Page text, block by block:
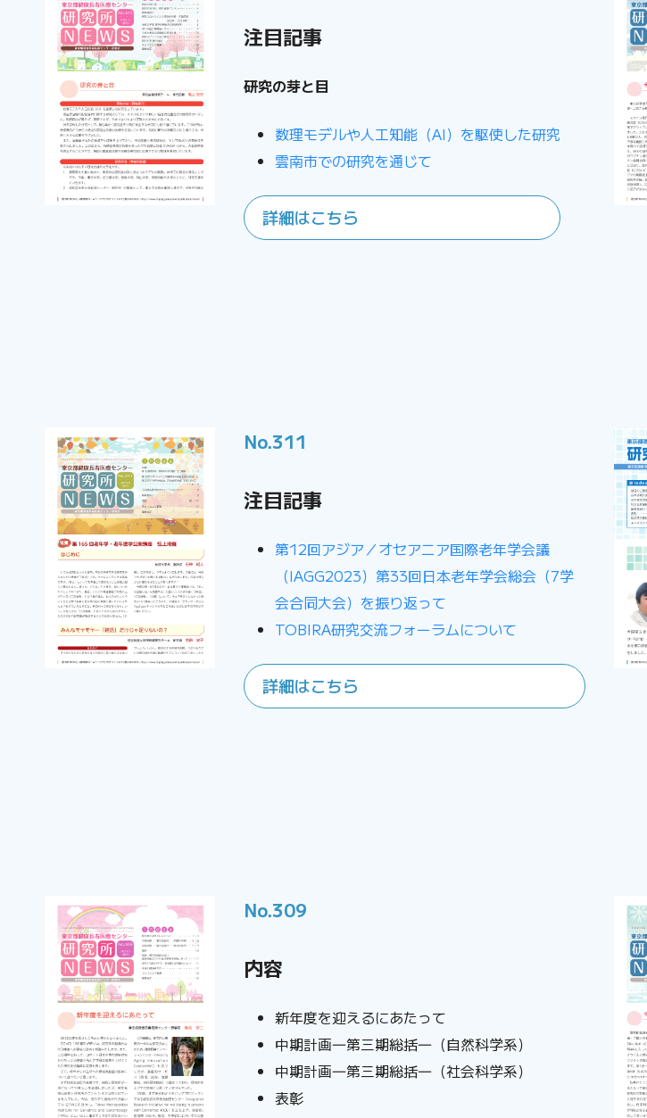
注目記事
研究の芽と目
数理モデルや人工知能（AI）を駆使した研究
雲南市での研究を通じて
詳細はこちら
No.311
注目記事
第12回アジア／オセアニア国際老年学会議
（IAGG2023）第33回日本老年学会総会（7学
会合同大会）を振り返って
TOBIRA研究交流フォーラムについて
詳細はこちら
No.309
内容
新年度を迎えるにあたって
中期計画―第三期総括―（自然科学系）
中期計画―第三期総括―（社会科学系）
表彰